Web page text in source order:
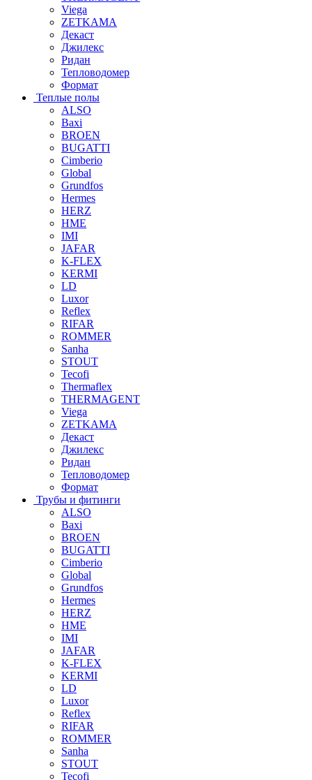
Viega
ZETKAMA
Декаст
Джилекс
Ридан
Тепловодомер
Формат
Теплые полы
ALSO
Baxi
BROEN
BUGATTI
Cimberio
Global
Grundfos
Hermes
HERZ
HME
IMI
JAFAR
K-FLEX
KERMI
LD
Luxor
Reflex
RIFAR
ROMMER
Sanha
STOUT
Tecofi
Thermaflex
THERMAGENT
Viega
ZETKAMA
Декаст
Джилекс
Ридан
Тепловодомер
Формат
Трубы и фитинги
ALSO
Baxi
BROEN
BUGATTI
Cimberio
Global
Grundfos
Hermes
HERZ
HME
IMI
JAFAR
K-FLEX
KERMI
LD
Luxor
Reflex
RIFAR
ROMMER
Sanha
STOUT
Tecofi